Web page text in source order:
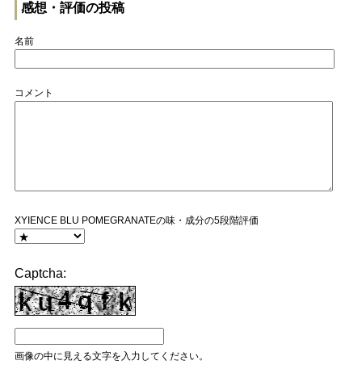
感想・評価の投稿
名前
コメント
XYIENCE BLU POMEGRANATEの味・成分の5段階評価
Captcha:
画像の中に見える文字を入力してください。